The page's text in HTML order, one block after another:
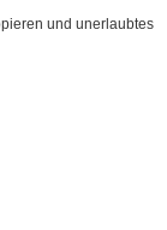
und unerlaubtes